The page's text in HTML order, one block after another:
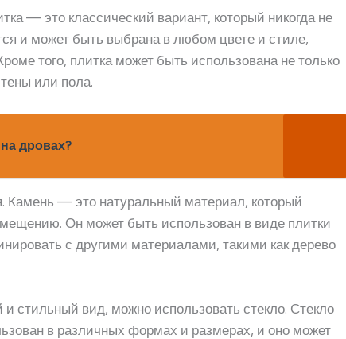
— это классический вариант, который никогда не
и может быть выбрана в любом цвете и стиле,
того, плитка может быть использована не только
или пола.
дровах?
Камень — это натуральный материал, который
Он может быть использован в виде плитки
с другими материалами, такими как дерево
стильный вид, можно использовать стекло. Стекло
в различных формах и размерах, и оно может